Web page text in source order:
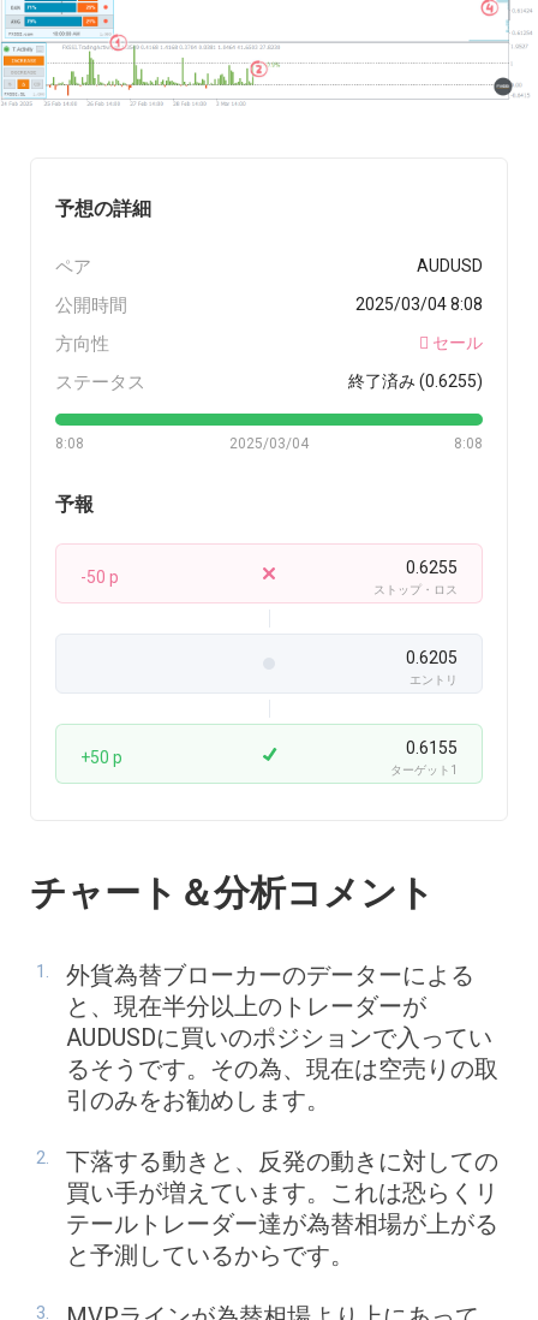
予想の詳細
ペア AUDUSD
公開時間 2025/03/04 8:08
方向性 セール
ステータス 終了済み (0.6255)
8:08 8:08
2025/03/04
予報
-50 p 0.6255
ストップ・ロス
0.6205
エントリ
+50 p 0.6155
ターゲット1
チャート＆分析コメント
外貨為替ブローカーのデーターによる
と、現在半分以上のトレーダーが
AUDUSDに買いのポジションで入ってい
るそうです。その為、現在は空売りの取
引のみをお勧めします。
下落する動きと、反発の動きに対しての
買い手が増えています。これは恐らくリ
テールトレーダー達が為替相場が上がる
と予測しているからです。